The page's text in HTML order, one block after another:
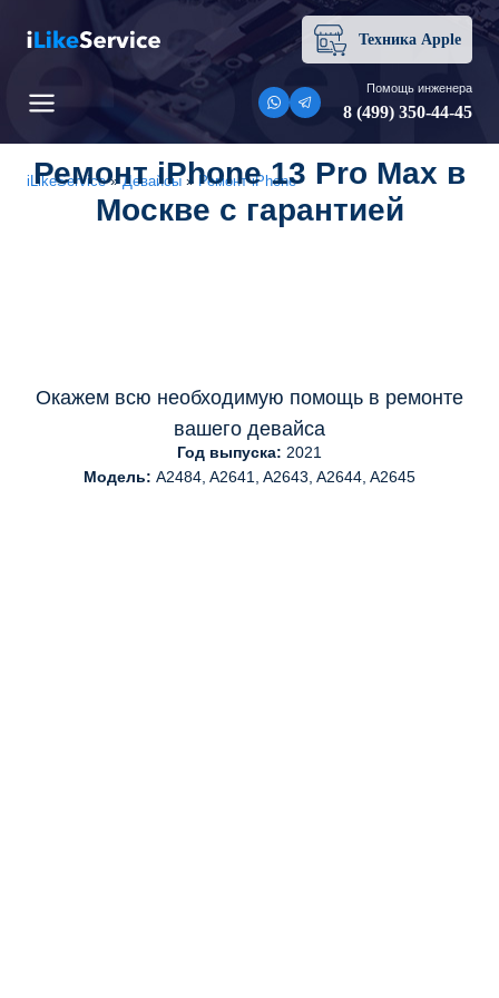
Техника Apple
Помощь инженера
8 (499) 350-44-45
iLikeService»Девайсы » Ремонт iPhone
Ремонт iPhone 13 Pro Max в
Москве с гарантией
Окажем всю необходимую помощь в ремонте
вашего девайса
Год выпуска: 2021
Модель: A2484, A2641, A2643, A2644, A2645